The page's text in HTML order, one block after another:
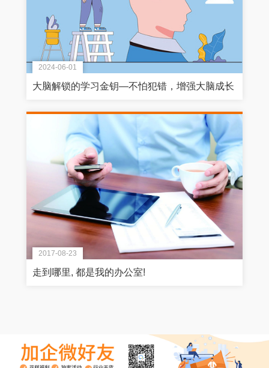
2024-06-01
大脑解锁的学习金钥—不怕犯错，增强大脑成长
2017-08-23
走到哪里, 都是我的办公室!